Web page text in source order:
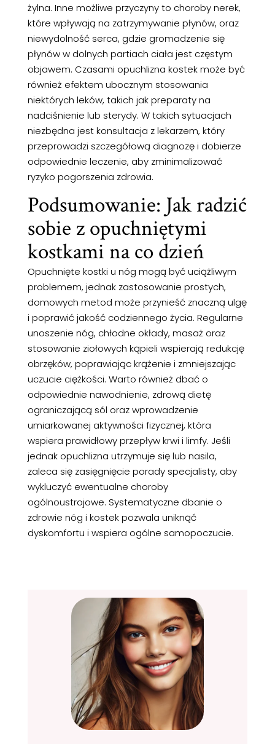
żylna. Inne możliwe przyczyny to choroby nerek,
które wpływają na zatrzymywanie płynów, oraz
niewydolność serca, gdzie gromadzenie się
płynów w dolnych partiach ciała jest częstym
objawem. Czasami opuchlizna kostek może być
również efektem ubocznym stosowania
niektórych leków, takich jak preparaty na
nadciśnienie lub sterydy. W takich sytuacjach
niezbędna jest konsultacja z lekarzem, który
przeprowadzi szczegółową diagnozę i dobierze
odpowiednie leczenie, aby zminimalizować
ryzyko pogorszenia zdrowia.
Podsumowanie: Jak radzić
sobie z opuchniętymi
kostkami na co dzień
Opuchnięte kostki u nóg mogą być uciążliwym
problemem, jednak zastosowanie prostych,
domowych metod może przynieść znaczną ulgę
i poprawić jakość codziennego życia. Regularne
unoszenie nóg, chłodne okłady, masaż oraz
stosowanie ziołowych kąpieli wspierają redukcję
obrzęków, poprawiając krążenie i zmniejszając
uczucie ciężkości. Warto również dbać o
odpowiednie nawodnienie, zdrową dietę
ograniczającą sól oraz wprowadzenie
umiarkowanej aktywności fizycznej, która
wspiera prawidłowy przepływ krwi i limfy. Jeśli
jednak opuchlizna utrzymuje się lub nasila,
zaleca się zasięgnięcie porady specjalisty, aby
wykluczyć ewentualne choroby
ogólnoustrojowe. Systematyczne dbanie o
zdrowie nóg i kostek pozwala uniknąć
dyskomfortu i wspiera ogólne samopoczucie.